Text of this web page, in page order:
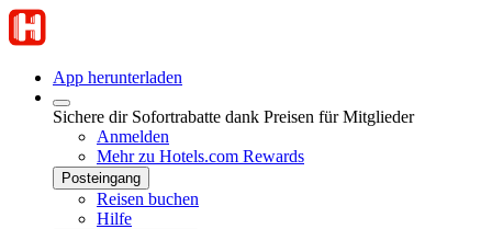
App herunterladen
Sichere dir Sofortrabatte dank Preisen für Mitglieder
Anmelden
Mehr zu Hotels.com Rewards
Posteingang
Reisen buchen
Hilfe